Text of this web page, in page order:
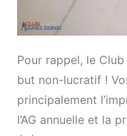
Pour rappel, le
but non-lucratif !
principalement
l’AG annuelle et la